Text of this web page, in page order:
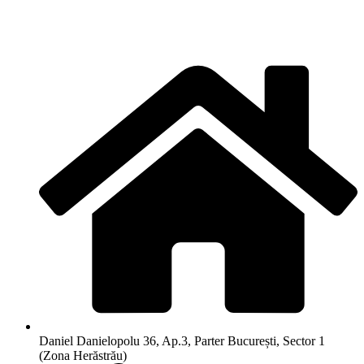
Daniel Danielopolu 36, Ap.3, Parter București, Sector 1
(Zona Herăstrău)